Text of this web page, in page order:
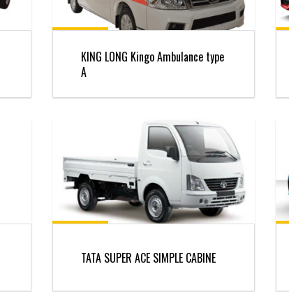
KING LONG Kingo Ambulance type
A
TATA SUPER ACE SIMPLE CABINE